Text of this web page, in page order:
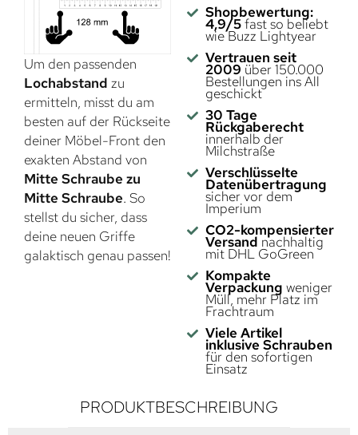
Um den passenden
Lochabstand zu
ermitteln, misst du am
besten auf der Rückseite
deiner Möbel-Front den
exakten Abstand von
Mitte Schraube zu
Mitte Schraube. So
stellst du sicher, dass
deine neuen Griffe
galaktisch genau passen!
Shopbewertung:
4,9/5fast so beliebt
wie Buzz Lightyear
Vertrauen seit
2009 über 150.000
Bestellungen ins All
geschickt
30 Tage
Rückgaberecht
innerhalb der
Milchstraße
Verschlüsselte
Datenübertragung
sicher vor dem
Imperium
CO2-kompensierter
Versand nachhaltig
mit DHL GoGreen
Kompakte
Verpackung weniger
Müll, mehr Platz im
Frachtraum
Viele Artikel
inklusive Schrauben
für den sofortigen
Einsatz
PRODUKTBESCHREIBUNG